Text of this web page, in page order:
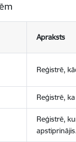
Apraksts
Reģistrē,
Reģistrē,
Reģistrē,
apstiprinājis.